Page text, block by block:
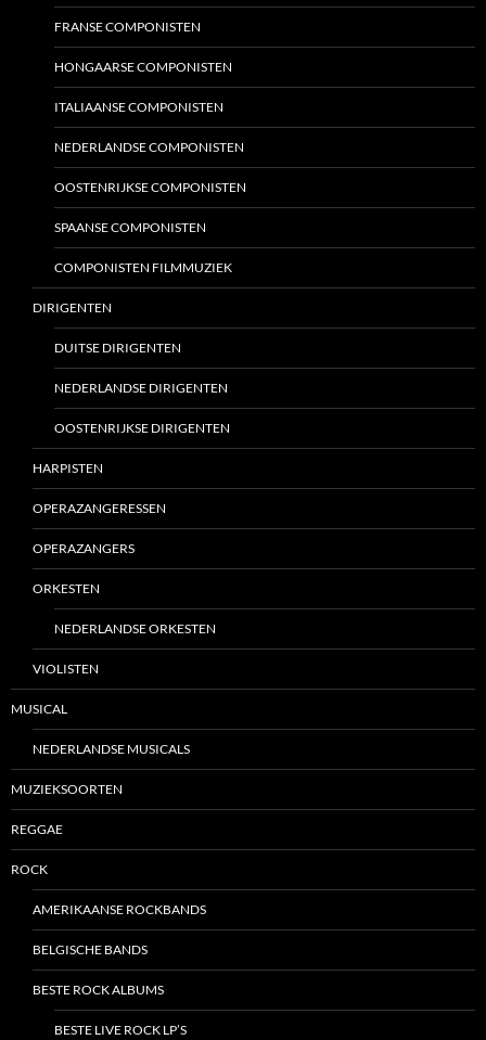
FRANSE COMPONISTEN
HONGAARSE COMPONISTEN
ITALIAANSE COMPONISTEN
NEDERLANDSE COMPONISTEN
OOSTENRIJKSE COMPONISTEN
SPAANSE COMPONISTEN
COMPONISTEN FILMMUZIEK
DIRIGENTEN
DUITSE DIRIGENTEN
NEDERLANDSE DIRIGENTEN
OOSTENRIJKSE DIRIGENTEN
HARPISTEN
OPERAZANGERESSEN
OPERAZANGERS
ORKESTEN
NEDERLANDSE ORKESTEN
VIOLISTEN
MUSICAL
NEDERLANDSE MUSICALS
MUZIEKSOORTEN
REGGAE
ROCK
AMERIKAANSE ROCKBANDS
BELGISCHE BANDS
BESTE ROCK ALBUMS
BESTE LIVE ROCK LP’S